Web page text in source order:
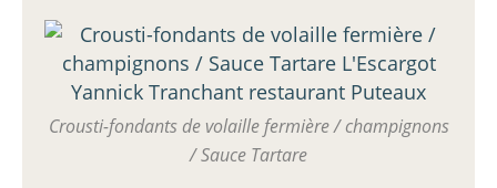
Crousti-fondants de volaille fermière / champignons
/ Sauce Tartare